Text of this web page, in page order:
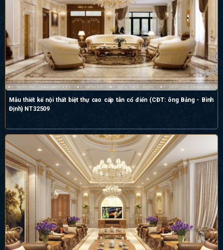
Mẫu thiết kế nội thất biệt thự cao cấp tân cổ điển (CĐT: ông Bảng - Bình
Định) NT32509